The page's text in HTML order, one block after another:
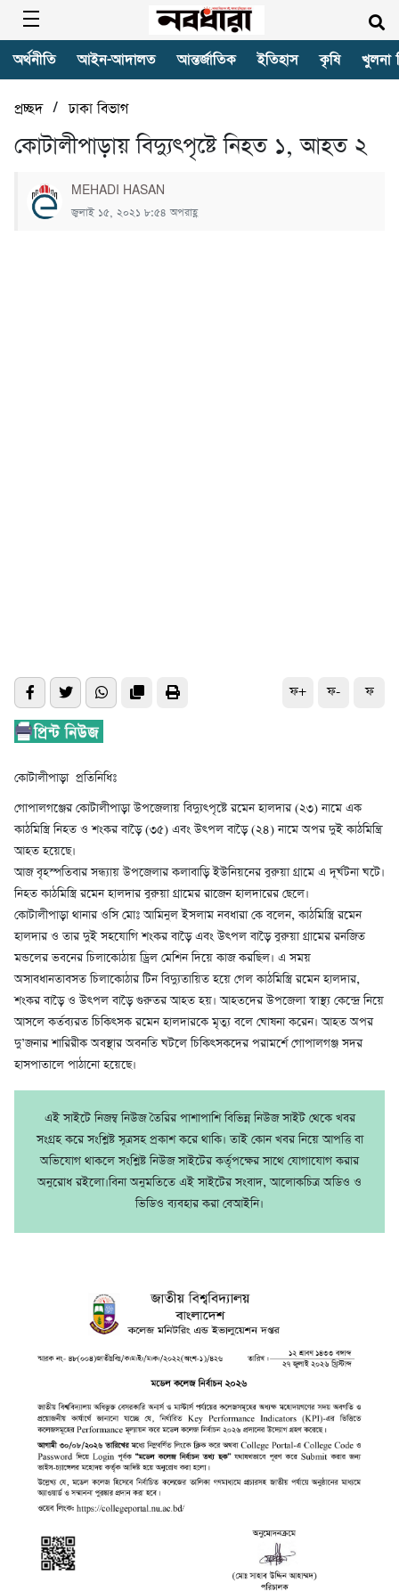
অর্থনীতি আইন-আদালত আন্তর্জাতিক ইতিহাস কৃষি খুলনা
প্রচ্ছদ/ঢাকা বিভাগ
কোটালীপাড়ায় বিদ্যুৎপৃষ্টে নিহত ১, আহত ২
MEHADI HASAN
জুলাই ১৫, ২০২১ ৮:৫৪ অপরাহ্ণ
ফ+ ফ- ফ
কোটালীপাড়া প্রতিনিধিঃ
গোপালগঞ্জের কোটালীপাড়া উপজেলায় বিদ্যুৎপৃষ্টে রমেন হালদার (২৩) নামে এক
কাঠমিস্ত্রি নিহত ও শংকর বাড়ৈ (৩৫) এবং উৎপল বাড়ৈ (২৪) নামে অপর দুই কাঠমিন্ত্রি
আহত হয়েছে।
আজ বৃহস্পতিবার সন্ধ্যায় উপজেলার কলাবাড়ি ইউনিয়নের বুরুয়া গ্রামে এ দূর্ঘটনা ঘটে।
নিহত কাঠমিস্ত্রি রমেন হালদার বুরুয়া গ্রামের রাজেন হালদারের ছেলে।
কোটালীপাড়া থানার ওসি মোঃ আমিনুল ইসলাম নবধারা কে বলেন, কাঠমিস্ত্রি রমেন
হালদার ও তার দুই সহযোগি শংকর বাড়ৈ এবং উৎপল বাড়ৈ বুরুয়া গ্রামের রনজিত
মন্ডলের ভবনের চিলাকোঠায় ড্রিল মেশিন দিয়ে কাজ করছিল। এ সময়
অসাবধানতাবসত চিলাকোঠার টিন বিদ্যুতায়িত হয়ে গেল কাঠমিস্ত্রি রমেন হালদার,
শংকর বাড়ৈ ও উৎপল বাড়ৈ গুরুতর আহত হয়। আহতদের উপজেলা স্বাস্থ্য কেন্দ্রে নিয়ে
আসলে কর্তব্যরত চিকিৎসক রমেন হালদারকে মৃত্যু বলে ঘোষনা করেন। আহত অপর
দু’জনার শারিরীক অবস্থার অবনতি ঘটলে চিকিৎসকদের পরামর্শে গোপালগঞ্জ সদর
হাসপাতালে পাঠানো হয়েছে।
এই সাইটে নিজম্ব নিউজ তৈরির পাশাপাশি বিভিন্ন নিউজ সাইট থেকে খবর
সংগ্রহ করে সংশ্লিষ্ট সূত্রসহ প্রকাশ করে থাকি। তাই কোন খবর নিয়ে আপত্তি বা
অভিযোগ থাকলে সংশ্লিষ্ট নিউজ সাইটের কর্তৃপক্ষের সাথে যোগাযোগ করার
অনুরোধ রইলো।বিনা অনুমতিতে এই সাইটের সংবাদ, আলোকচিত্র অডিও ও
ভিডিও ব্যবহার করা বেআইনি।